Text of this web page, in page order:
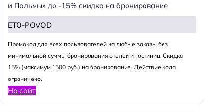
и Пальмы» до -15% скидка на бронирование
ETO-POVOD
Промокод для всех пользователей на любые заказы без
минимальной суммы бронирования отелей и гостиниц. Скидка
15% (максимум 1500 руб.) на бронирование. Действие кода
ограничено.
На сайт